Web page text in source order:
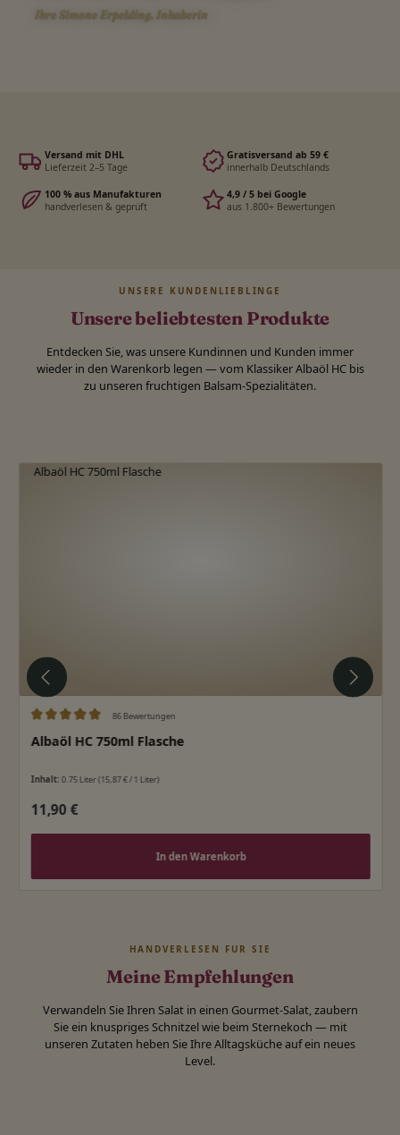
Ihre Simone Erpelding, Inhaberin
Versand mit DHL
Lieferzeit 2–5 Tage
Gratisversand ab 59 €
innerhalb Deutschlands
100 % aus Manufakturen
handverlesen & geprüft
4,9 / 5 bei Google
aus 1.800+ Bewertungen
Unsere beliebtesten Produkte
UNSERE KUNDENLIEBLINGE
Entdecken Sie, was unsere Kundinnen und Kunden immer
wieder in den Warenkorb legen — vom Klassiker Albaöl HC bis
zu unseren fruchtigen Balsam-Spezialitäten.
Produktgalerie überspringen
86 Bewertungen
Albaöl HC 750ml Flasche
Inhalt: 0.75 Liter(15,87 € / 1 Liter)
Regulärer Preis:
11,90 €
In den Warenkorb
Meine Empfehlungen
HANDVERLESEN FÜR SIE
Verwandeln Sie Ihren Salat in einen Gourmet-Salat, zaubern
Sie ein knuspriges Schnitzel wie beim Sternekoch — mit
unseren Zutaten heben Sie Ihre Alltagsküche auf ein neues
Level.